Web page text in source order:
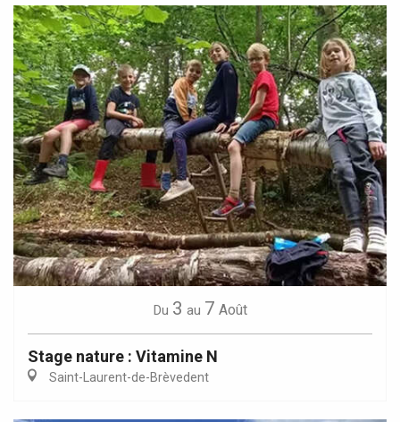
Du 3 au 7 Août
Stage nature : Vitamine N
Saint-Laurent-de-Brèvedent